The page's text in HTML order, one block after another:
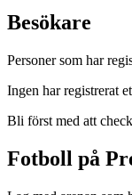
Besökare
Personer som har
Ingen har registrerat
Bli först med att
Fotboll på